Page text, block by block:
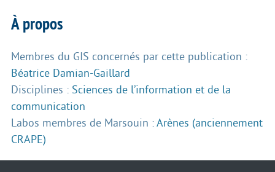
À propos
Membres du GIS concernés par cette publication :
Béatrice Damian-Gaillard
Disciplines : Sciences de l’information et de la
communication
Labos membres de Marsouin : Arènes (anciennement
CRAPE)